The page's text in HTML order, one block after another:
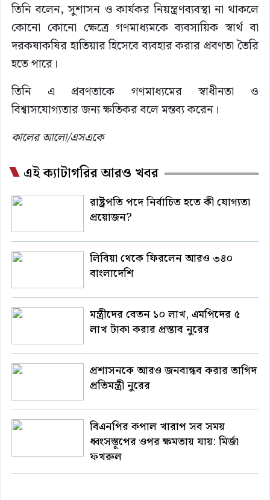
তিনি বলেন, সুশাসন ও কার্যকর নিয়ন্ত্রণব্যবস্থা না থাকলে
কোনো কোনো ক্ষেত্রে গণমাধ্যমকে ব্যবসায়িক স্বার্থ বা
দরকষাকষির হাতিয়ার হিসেবে ব্যবহার করার প্রবণতা তৈরি
হতে পারে।
তিনি এ প্রবণতাকে গণমাধ্যমের স্বাধীনতা ও
বিশ্বাসযোগ্যতার জন্য ক্ষতিকর বলে মন্তব্য করেন।
কালের আলো/এসএকে
এই ক্যাটাগরির আরও খবর
রাষ্ট্রপতি পদে নির্বাচিত হতে কী যোগ্যতা
প্রয়োজন?
লিবিয়া থেকে ফিরলেন আরও ৩৪০
বাংলাদেশি
মন্ত্রীদের বেতন ১০ লাখ, এমপিদের ৫
লাখ টাকা করার প্রস্তাব নুরের
প্রশাসনকে আরও জনবান্ধব করার তাগিদ
প্রতিমন্ত্রী নুরের
বিএনপির কপাল খারাপ সব সময়
ধ্বংসস্তূপের ওপর ক্ষমতায় যায়: মির্জা
ফখরুল